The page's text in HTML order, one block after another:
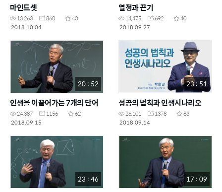
마인드셋
13,263 860
40
2018.10.04
열정과 끈기
14,475 692
40
2018.09.27
20 : 52
인생을 이끌어가는 7개의 단어
24,387 1156
62
2018.09.15
23 : 51
성공의 법칙과 인생시나리오
26,101 1378
83
2018.09.14
23 : 46 17 : 09